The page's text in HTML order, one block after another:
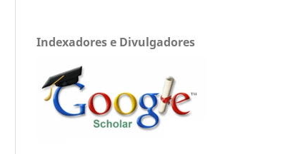
Indexadores e Divulgadores